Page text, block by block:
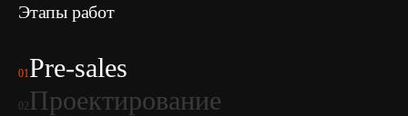
Этапы работ
01Pre-sales
02Проектирование